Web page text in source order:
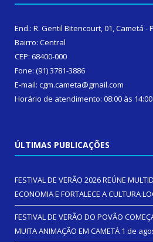
End.: R. Gentil Bitencourt, 01, Cametá -
Bairro: Central
CEP: 68400-000
Fone: (91) 3781-3886
E-mail: cgm.cameta@gmail.com
Horário de atendimento: 08:00 às 14:00
ÚLTIMAS PUBLICAÇÕES
FESTIVAL DE VERÃO 2026 REÚNE
ECONOMIA E FORTALECE A CULTURA
FESTIVAL DE VERÃO DO POVÃO
MUITA ANIMAÇÃO EM CAMETÁ 1 de